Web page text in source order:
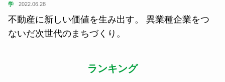
学 2022.06.28
不動産に新しい価値を生み出す。 異業種企業をつ
ないだ次世代のまちづくり。
ランキング